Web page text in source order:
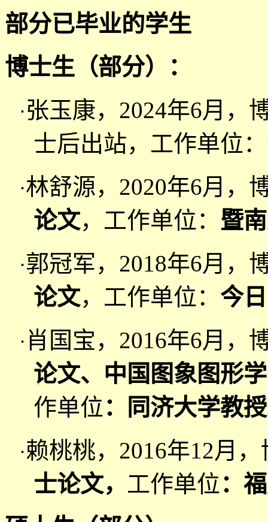
部分已毕业的学生
博士生（部分）：
·张玉康，2024年6月，
士后出站，工作单位：
·林舒源，2020年6月，
论文，工作单位： 暨
·郭冠军，2018年6月，
论文，工作单位： 今
· 肖国宝，2016年6月，
论文、中国图象图形
作单位 ：同济大学教授
·赖桃桃，2016年12月
士论文， 工作单位 ：